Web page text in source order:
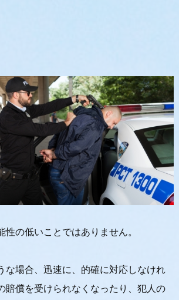
の低いことではありません。
場合、迅速に、的確に対応しなけれ
賠償を受けられなくなったり、犯人の